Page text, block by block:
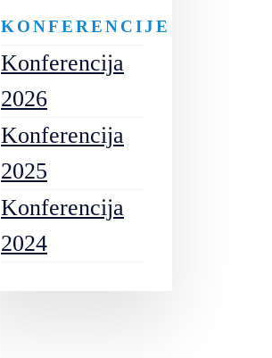
KONFERENCIJE
Konferencija
2026
Konferencija
2025
Konferencija
2024